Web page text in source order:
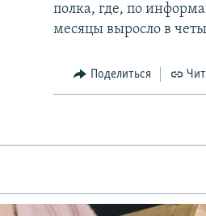
полка, где, по
месяцы выросло в
Поделиться